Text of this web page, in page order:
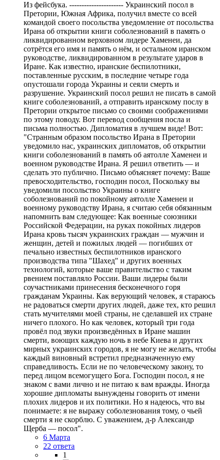
Из фейсбука. ---------------------- Украинский посол в
Претории, Южная Африка, получил вместе со всей
командой своего посольства уведомление от посольства
Ирана об открытии книги соболезнований в память о
ликвидированном верховном лидере Хаменеи, да
сотрётся его имя и память о нём, и остальном иранском
руководстве, ликвидированном в результате ударов в
Иране. Как известно, иранские беспилотники,
поставленные русским, в последние четыре года
опустошали города Украины и сеяли смерть и
разрушение. Украинский посол решил не писать в самой
книге соболезнований, а отправить иранскому послу в
Претории открытое письмо со своими соображениями
по этому поводу. Вот перевод сообщения посла и
письма полностью. Дипломатия в лучшем виде! Вот:
"Странным образом посольство Ирана в Претории
уведомило нас, украинских дипломатов, об открытии
книги соболезнований в память об аятолле Хаменеи и
военном руководстве Ирана. Я решил ответить — и
сделать это публично. Письмо объясняет почему: Ваше
превосходительство, господин посол, Поскольку вы
уведомили посольство Украины о книге
соболезнований по покойному аятолле Хаменеи и
военному руководству Ирана, я считаю себя обязанным
напомнить вам следующее: Как военные союзники
Российской Федерации, на руках покойных лидеров
Ирана кровь тысяч украинских граждан — мужчин и
женщин, детей и пожилых людей — погибших от
печально известных беспилотников иранского
производства типа "Шахед" и других военных
технологий, которые ваше правительство с таким
рвением поставляло России. Ваши лидеры были
соучастниками принесения бесконечного горя
гражданам Украины. Как верующий человек, я стараюсь
не радоваться смерти других людей, даже тех, кто решил
стать мучителями моей страны, не сделавшей их стране
ничего плохого. Но как человек, который три года
провёл под звуки произведённых в Иране машин
смерти, воющих каждую ночь в небе Киева и других
мирных украинских городов, я не могу не желать, чтобы
каждый виновный встретил предназначенную ему
справедливость. Если не по человеческому закону, то
перед лицом всемогущего Бога. Господин посол, я не
знаком с вами лично и не питаю к вам вражды. Иногда
хорошие дипломаты вынуждены говорить от имени
плохих лидеров и их политики. Но я надеюсь, что вы
понимаете: я не выражу соболезнования тому, о чьей
смерти я не скорблю. С уважением, д-р Александр
Щерба — посол".
6 Марта
22 ответа
1